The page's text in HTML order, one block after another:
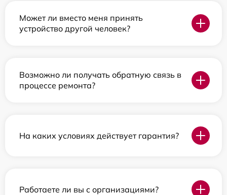
Может ли вместо меня принять
устройство другой человек?
Возможно ли получать обратную связь в
процессе ремонта?
На каких условиях действует гарантия?
Работаете ли вы с организациями?